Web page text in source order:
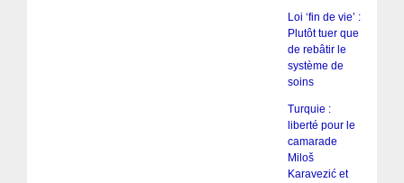
Loi ‘fin de vie’ :
Plutôt tuer que
de rebâtir le
système de
soins
Turquie :
liberté pour le
camarade
Miloš
Karavezić et